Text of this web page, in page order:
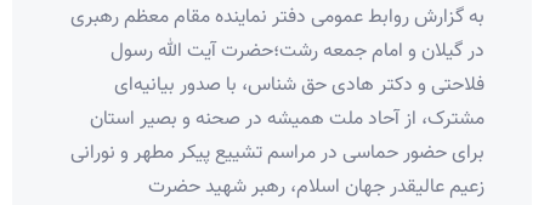
به گزارش روابط عمومی دفتر نماینده مقام معظم رهبری
در گیلان و امام جمعه رشت؛حضرت آیت الله رسول
فلاحتی و دکتر هادی حق شناس، با صدور بیانیه‌ای
مشترک، از آحاد ملت همیشه در صحنه و بصیر استان
برای حضور حماسی در مراسم تشییع پیکر مطهر و نورانی
زعیم عالیقدر جهان اسلام، رهبر شهید حضرت